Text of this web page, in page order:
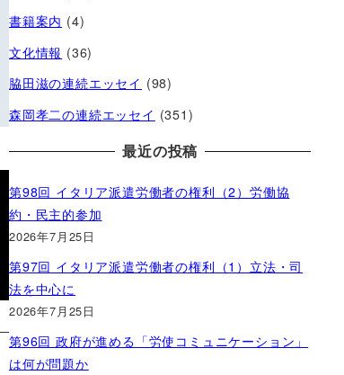
書籍案内 (4)
文化情報 (36)
脇田滋の連続エッセイ (98)
森岡孝二の連続エッセイ (351)
最近の投稿
第98回 イタリア派遣労働者の権利（2）労働協
約・民主的参加
2026年7月25日
第97回 イタリア派遣労働者の権利（1）立法・司
法を中心に
2026年7月25日
第96回 政府が進める「労使コミュニケーション」
は何が問題か